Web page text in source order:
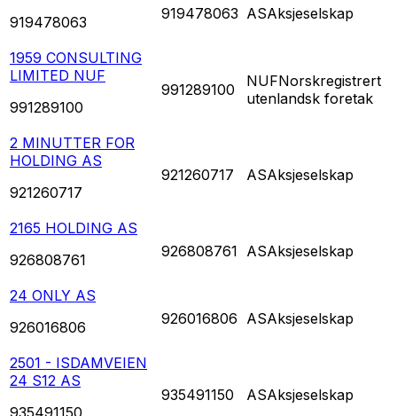
919478063 919478063 ASAksjeselskap
1959 CONSULTING
LIMITED NUF
991289100
991289100 NUFNorskregistrert
utenlandsk foretak
2 MINUTTER FOR
HOLDING AS
921260717
921260717 ASAksjeselskap
2165 HOLDING AS
926808761
926808761 ASAksjeselskap
24 ONLY AS
926016806
926016806 ASAksjeselskap
2501 - ISDAMVEIEN
24 S12 AS
935491150
935491150 ASAksjeselskap